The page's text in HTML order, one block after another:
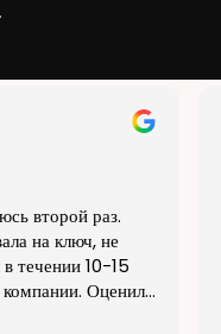
работают
акты
Рено